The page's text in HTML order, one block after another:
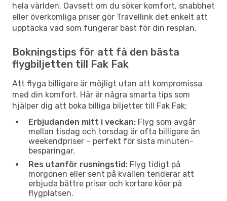
hela världen. Oavsett om du söker komfort, snabbhet
eller överkomliga priser gör Travellink det enkelt att
upptäcka vad som fungerar bäst för din resplan.
Bokningstips för att få den bästa
flygbiljetten till Fak Fak
Att flyga billigare är möjligt utan att kompromissa
med din komfort. Här är några smarta tips som
hjälper dig att boka billiga biljetter till Fak Fak:
Erbjudanden mitt i veckan: Flyg som avgår
mellan tisdag och torsdag är ofta billigare än
weekendpriser – perfekt för sista minuten-
besparingar.
Res utanför rusningstid: Flyg tidigt på
morgonen eller sent på kvällen tenderar att
erbjuda bättre priser och kortare köer på
flygplatsen.